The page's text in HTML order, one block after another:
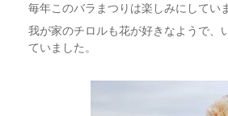
毎年このバラまつりは楽しみにしてい
我が家のチロルも花が好きなようで、
ていました。